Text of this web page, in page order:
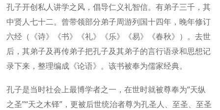
孔子开创私人讲学之风，倡导仁义礼智信。有弟子三千，其
中贤人七十二。曾带领部分弟子周游列国十四年，晚年修订
六经（《诗》《书》《礼》《乐》《易》《春秋》）。去世
后，其弟子及再传弟子把孔子及其弟子的言行语录和思想记
录下来，整理编成《论语》。该书被奉为儒家经典。
孔子是当时社会上最博学者之一，在世时就被尊奉为“天纵
之圣”“天之木铎”，更被后世统治者尊为孔圣人、至圣、至圣